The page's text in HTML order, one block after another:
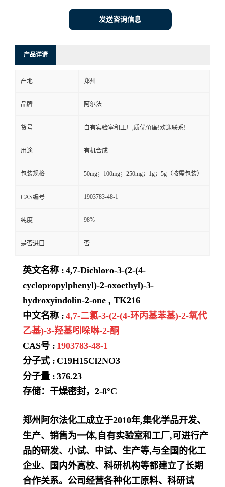
发送咨询信息
产品详请
产地 郑州
品牌 阿尔法
货号 自有实验室和工厂,质优价廉!欢迎联系!
用途 有机合成
包装规格 50mg；100mg；250mg；1g；5g（按需包装）
CAS编号 1903783-48-1
纯度 98%
是否进口 否
英文名称 : 4,7-Dichloro-3-(2-(4-
cyclopropylphenyl)-2-oxoethyl)-3-
hydroxyindolin-2-one , TK216
中文名称 : 4,7-二氯-3-(2-(4-环丙基苯基)-2-氧代
乙基)-3-羟基吲哚啉-2-酮
CAS号 : 1903783-48-1
分子式 : C19H15Cl2NO3
分子量 : 376.23
存储：干燥密封，2-8°C
郑州阿尔法化工成立于2010年,集化学品开发、
生产、销售为一体,自有实验室和工厂,可进行产
品的研发、小试、中试、生产等,与全国的化工
企业、国内外高校、科研机构等都建立了长期
合作关系。公司经营各种化工原料、科研试